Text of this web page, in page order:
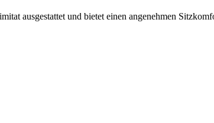
ausgestattet und bietet einen angenehmen